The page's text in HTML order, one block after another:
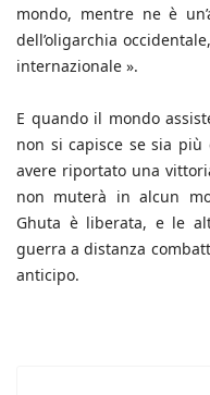
mondo, mentre ne è
dell’oligarchia
internazionale ».
E quando il mondo
non si capisce se sia
avere riportato una
non muterà in alcun
Ghuta è liberata, e le
guerra a distanza
anticipo.